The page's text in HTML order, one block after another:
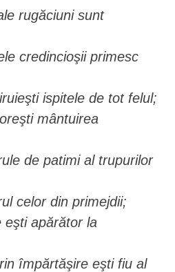
rugăciuni sunt
credincioşii primesc
ispitele de tot felul;
mântuirea
de patimi al trupurilor
celor din primejdii;
eşti apărător la
împărtăşire eşti fiu al